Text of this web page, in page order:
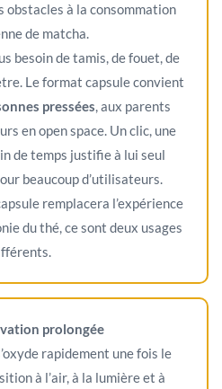
obstacles à la consommation
de matcha.
besoin de tamis, de fouet, de
Le format capsule convient
pressées, aux parents
en open space. Un clic, une
de temps justifie à lui seul
beaucoup d’utilisateurs.
remplacera l’expérience
du thé, ce sont deux usages
prolongée
rapidement une fois le
à l’air, à la lumière et à